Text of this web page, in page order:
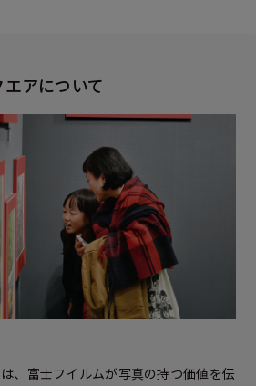
アについて
、富士フイルムが写真の持つ価値を伝